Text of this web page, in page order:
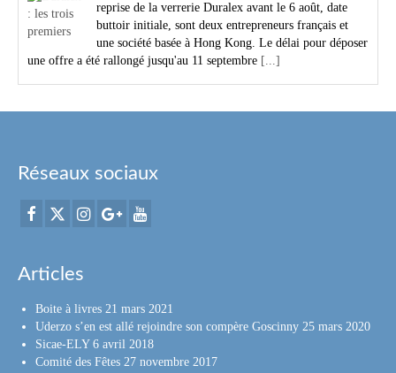
reprise de la verrerie Duralex avant le 6 août, date
buttoir initiale, sont deux entrepreneurs français et
une société basée à Hong Kong. Le délai pour déposer
une offre a été rallongé jusqu'au 11 septembre [...]
Réseaux sociaux
Articles
Boite à livres 21 mars 2021
Uderzo s’en est allé rejoindre son compère Goscinny 25 mars 2020
Sicae-ELY 6 avril 2018
Comité des Fêtes 27 novembre 2017